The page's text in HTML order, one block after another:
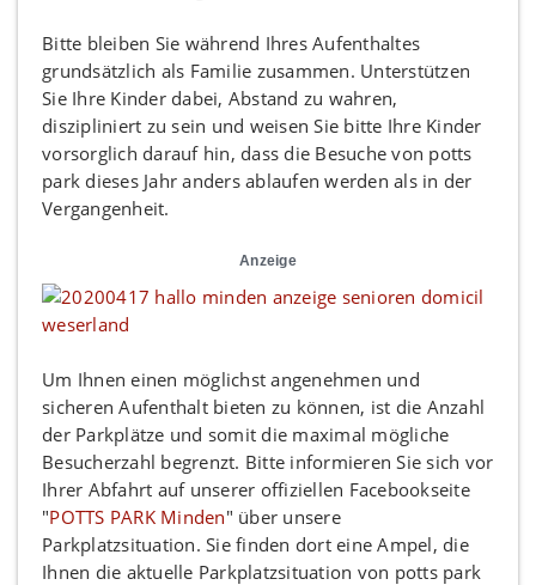
Bitte bleiben Sie während Ihres Aufenthaltes
grundsätzlich als Familie zusammen. Unterstützen
Sie Ihre Kinder dabei, Abstand zu wahren,
diszipliniert zu sein und weisen Sie bitte Ihre Kinder
vorsorglich darauf hin, dass die Besuche von potts
park dieses Jahr anders ablaufen werden als in der
Vergangenheit.
Anzeige
Um Ihnen einen möglichst angenehmen und
sicheren Aufenthalt bieten zu können, ist die Anzahl
der Parkplätze und somit die maximal mögliche
Besucherzahl begrenzt. Bitte informieren Sie sich vor
Ihrer Abfahrt auf unserer offiziellen Facebookseite
"POTTS PARK Minden" über unsere
Parkplatzsituation. Sie finden dort eine Ampel, die
Ihnen die aktuelle Parkplatzsituation von potts park